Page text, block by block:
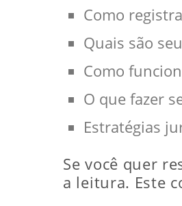
Como
Quais são
Como
O que fazer
Estratégias
Se você quer
a leitura. Este